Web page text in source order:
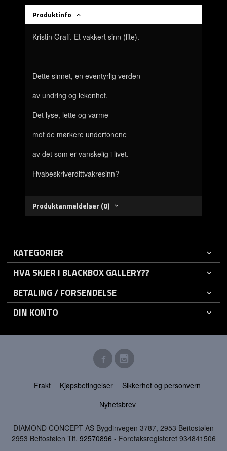
Produktinfo
Kristin Graff. Et vakkert sinn (lite).
Dette sinnet, en eventyrlig verden
av undring og lekenhet.
Det lyse, lette og varme
mot de mørkere undertonene
av det som er vanskelig i livet.
Hvabeskriverdittvakresinn?
Produktanmeldelser (0)
KATEGORIER
HVA SKJER I BLACKBOX GALLERY??
BETALING / FORSENDELSE
DIN KONTO
Frakt Kjøpsbetingelser
Sikkerhet og personvern
Nyhetsbrev
DIAMOND CONCEPT AS Bygdinvegen 3787, 2953 Beitostølen
2953 Beitostølen Tlf. 92570896 - Foretaksregisteret 934841506